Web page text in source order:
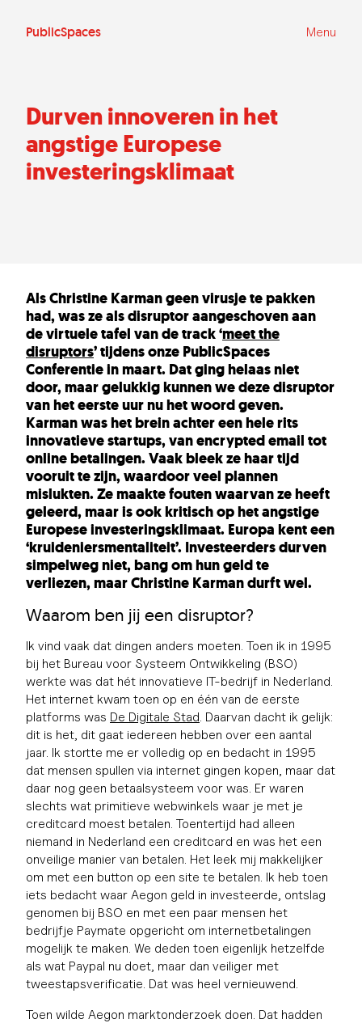
PublicSpaces Menu
Durven innoveren in het
angstige Europese
investeringsklimaat
Als Christine Karman geen virusje te pakken
had, was ze als disruptor aangeschoven aan
de virtuele tafel van de track ‘meet the
disruptors’ tijdens onze PublicSpaces
Conferentie in maart. Dat ging helaas niet
door, maar gelukkig kunnen we deze disruptor
van het eerste uur nu het woord geven.
Karman was het brein achter een hele rits
innovatieve startups, van encrypted email tot
online betalingen. Vaak bleek ze haar tijd
vooruit te zijn, waardoor veel plannen
mislukten. Ze maakte fouten waarvan ze heeft
geleerd, maar is ook kritisch op het angstige
Europese investeringsklimaat. Europa kent een
‘kruideniersmentaliteit’. Investeerders durven
simpelweg niet, bang om hun geld te
verliezen, maar Christine Karman durft wel.
Waarom ben jij een disruptor?
Ik vind vaak dat dingen anders moeten. Toen ik in 1995
bij het Bureau voor Systeem Ontwikkeling (BSO)
werkte was dat hét innovatieve IT-bedrijf in Nederland.
Het internet kwam toen op en één van de eerste
platforms was De Digitale Stad. Daarvan dacht ik gelijk:
dit is het, dit gaat iedereen hebben over een aantal
jaar. Ik stortte me er volledig op en bedacht in 1995
dat mensen spullen via internet gingen kopen, maar dat
daar nog geen betaalsysteem voor was. Er waren
slechts wat primitieve webwinkels waar je met je
creditcard moest betalen. Toentertijd had alleen
niemand in Nederland een creditcard en was het een
onveilige manier van betalen. Het leek mij makkelijker
om met een button op een site te betalen. Ik heb toen
iets bedacht waar Aegon geld in investeerde, ontslag
genomen bij BSO en met een paar mensen het
bedrijfje Paymate opgericht om internetbetalingen
mogelijk te maken. We deden toen eigenlijk hetzelfde
als wat Paypal nu doet, maar dan veiliger met
tweestapsverificatie. Dat was heel vernieuwend.
Toen wilde Aegon marktonderzoek doen. Dat hadden